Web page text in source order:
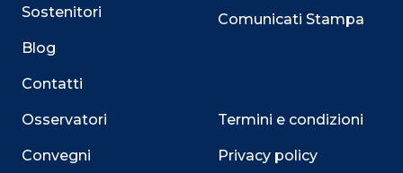
Sostenitori
Blog
Contatti
Osservatori
Convegni
Comunicati Stampa
Termini e condizioni
Privacy policy